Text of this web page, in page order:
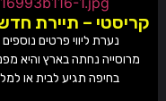
קריסטי – תיירת
נערת ליווי פרטים
מרוסייה נחתה בארץ והיא
בחיפה תגיע לבית או